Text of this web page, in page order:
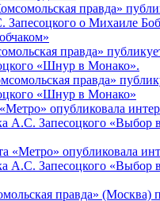
правда»
о Михаиле
правда»
«Шнур в Монако»
«Метро» опубликовала
А.С. Запесоцкого «Выбор